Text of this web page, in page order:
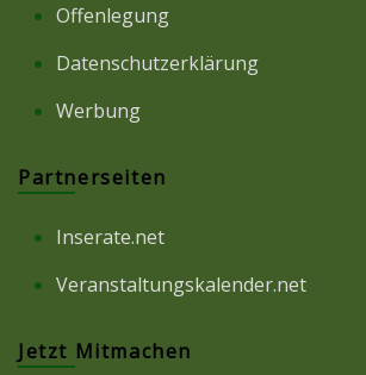
Offenlegung
Datenschutzerklärung
Werbung
Partnerseiten
Inserate.net
Veranstaltungskalender.net
Jetzt Mitmachen